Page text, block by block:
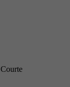
Courte